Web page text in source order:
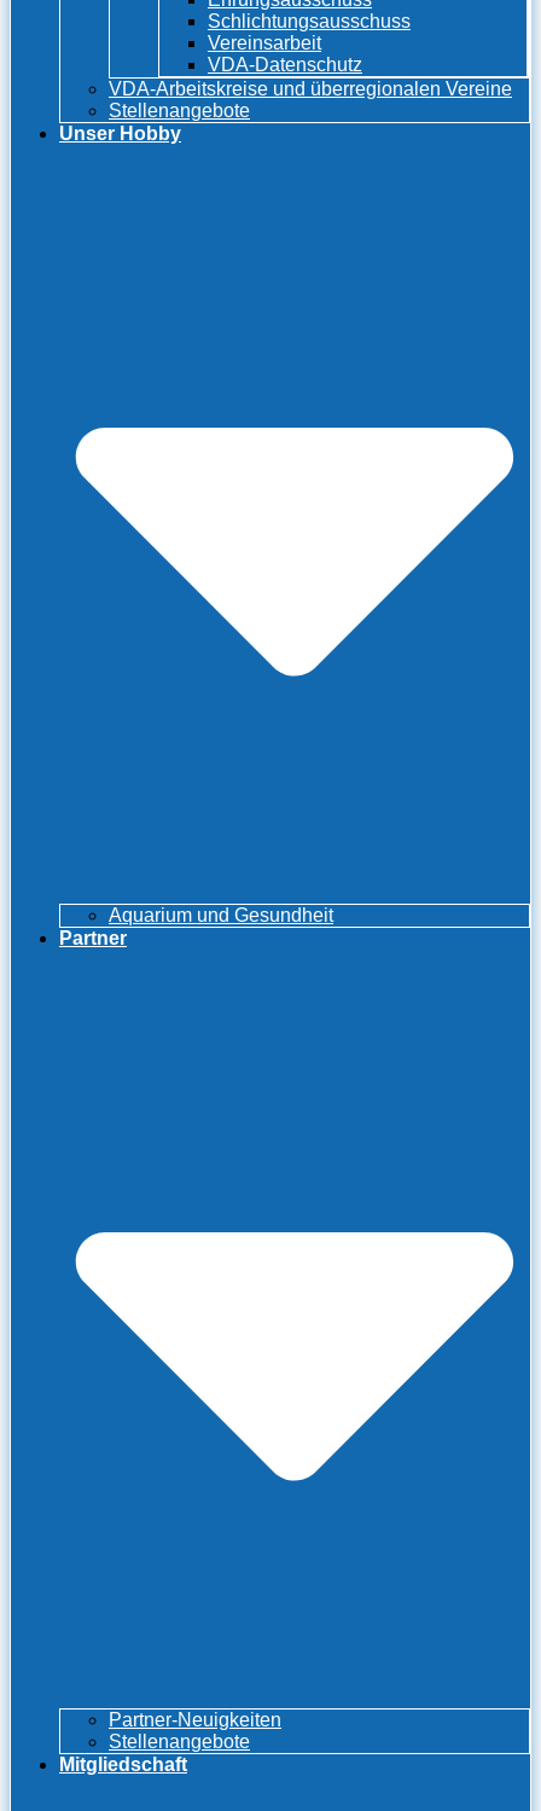
Schlichtungsausschuss
Vereinsarbeit
VDA-Datenschutz
VDA-Arbeitskreise und überregionalen Vereine
Stellenangebote
Unser Hobby
Aquarium und Gesundheit
Partner
Partner-Neuigkeiten
Stellenangebote
Mitgliedschaft